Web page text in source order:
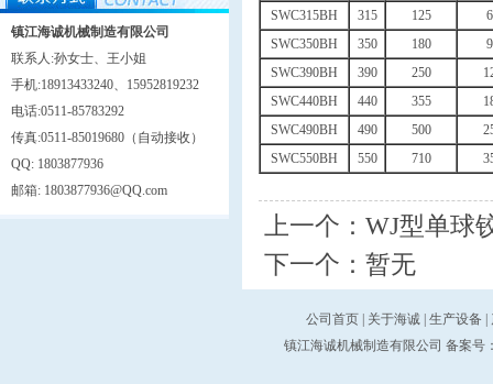
镇江海诚机械制造有限公司
联系人:孙女士、王小姐
手机:18913433240、15952819232
电话:0511-85783292
传真:0511-85019680（自动接收）
QQ: 1803877936
邮箱: 1803877936@QQ.com
SWC315BH
315 125
SWC350BH
350 180
SWC390BH
390 250
SWC440BH
440 355
SWC490BH
490 500
SWC550BH
550 710
上一个： WJ型单球
下一个： 暂无
公司首页| 关于海诚 生产设备|
镇江海诚机械制造有限公司 备案号